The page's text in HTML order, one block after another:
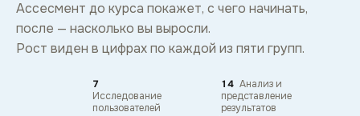
Ассесмент до курса покажет, с чего начинать,
после — насколько вы выросли.
Рост виден в цифрах по каждой из пяти групп.
7
Исследование
пользователей
14 Анализ и
представление
результатов